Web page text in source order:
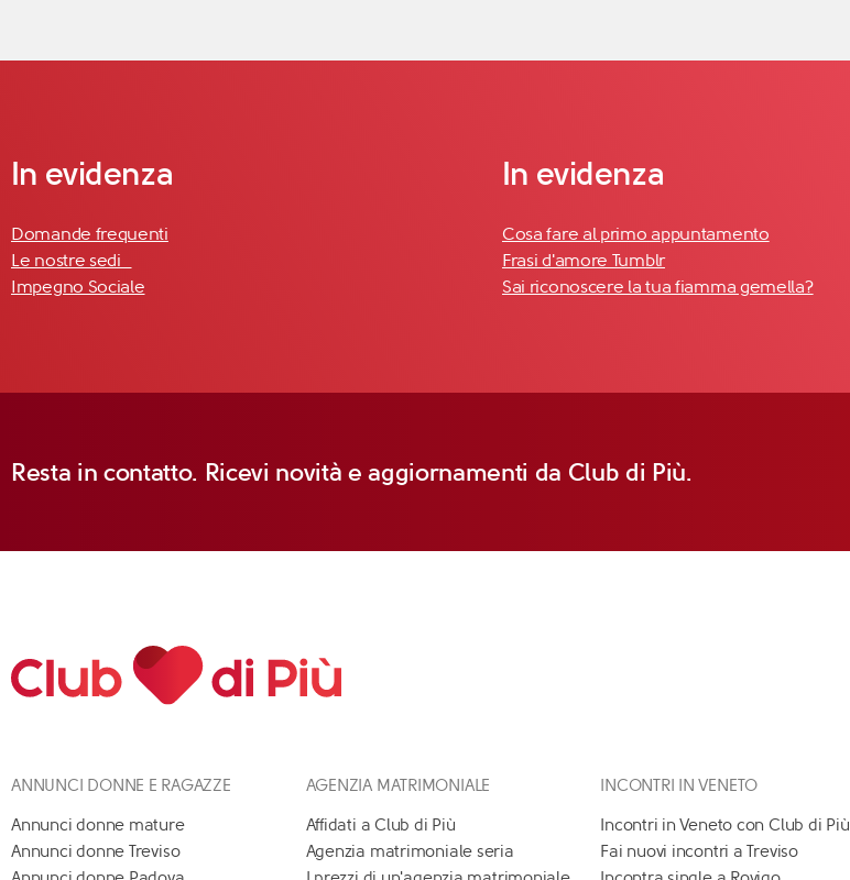
In evidenza
Domande frequenti
Le nostre sedi
Impegno Sociale
In evidenza
Cosa fare al primo appuntamento
Frasi d'amore Tumblr
Sai riconoscere la tua fiamma gemella?
Resta in contatto. Ricevi novità e aggiornamenti da Club di Più.
ANNUNCI DONNE E RAGAZZE
Annunci donne mature
Annunci donne Treviso
AGENZIA MATRIMONIALE
Affidati a Club di Più
Agenzia matrimoniale seria
INCONTRI IN VENETO
Incontri in Veneto con Club di Più
Fai nuovi incontri a Treviso